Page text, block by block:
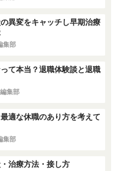
異変をキャッチし早期治療
集部
て本当？退職体験談と退職
集部
適な休職のあり方を考えて
集部
治療方法・接し方